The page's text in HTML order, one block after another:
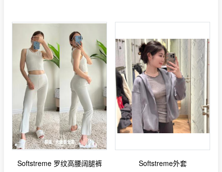
Softstreme 罗纹高腰阔腿裤
Softstreme外套